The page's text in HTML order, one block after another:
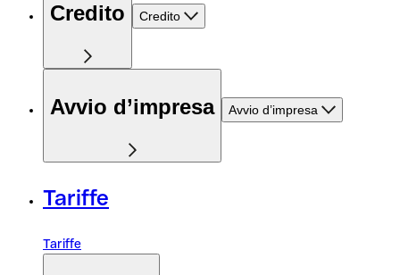
Credito Credito
Avvio d’impresa Avvio d’impresa
Tariffe
Tariffe